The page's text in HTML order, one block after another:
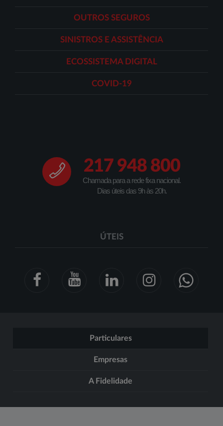
OUTROS SEGUROS
SINISTROS E ASSISTÊNCIA
ECOSSISTEMA DIGITAL
COVID-19
217 948 800
Chamada para a rede fixa nacional.
Dias úteis das 9h às 20h.
ÚTEIS
Particulares
Empresas
A Fidelidade